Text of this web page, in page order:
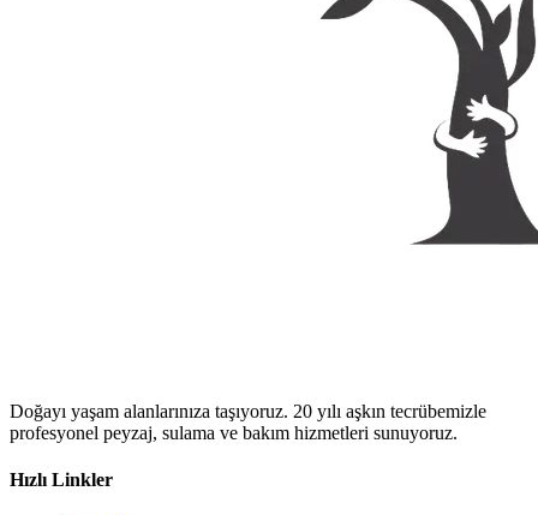
Doğayı yaşam alanlarınıza taşıyoruz. 20 yılı aşkın tecrübemizle
profesyonel peyzaj, sulama ve bakım hizmetleri sunuyoruz.
Hızlı Linkler